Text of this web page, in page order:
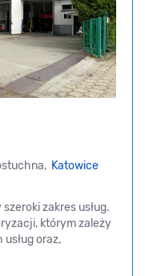
Katowice
zakres usług.
którym zależy
oraz,